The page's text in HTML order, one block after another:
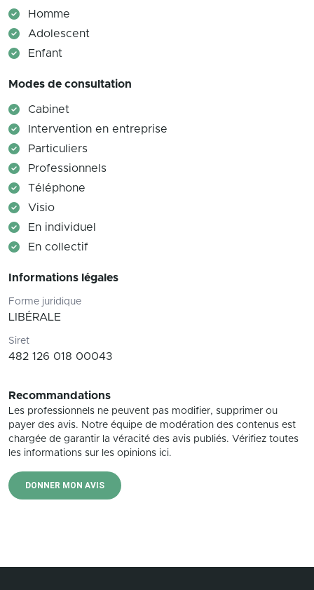
Homme
Adolescent
Enfant
Modes de consultation
Cabinet
Intervention en entreprise
Particuliers
Professionnels
Téléphone
Visio
En individuel
En collectif
Informations légales
Forme juridique
LIBÉRALE
Siret
482 126 018 00043
Recommandations
Les professionnels ne peuvent pas modifier, supprimer ou
payer des avis. Notre équipe de modération des contenus est
chargée de garantir la véracité des avis publiés. Vérifiez toutes
les informations sur les opinions ici.
DONNER MON AVIS